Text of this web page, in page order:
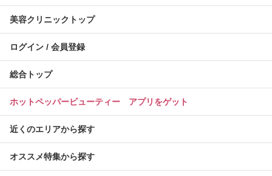
美容クリニックトップ
ログイン / 会員登録
総合トップ
ホットペッパービューティー アプリをゲット
近くのエリアから探す
オススメ特集から探す